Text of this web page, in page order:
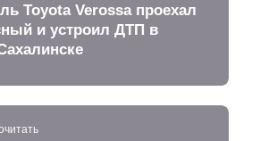
Toyota Verossa проехал
и устроил ДТП в